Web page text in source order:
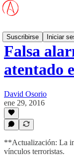
Suscribirse
Iniciar
Falsa
atentado
David Osorio
ene 29, 2016
**Actualización: La
vínculos terroristas.